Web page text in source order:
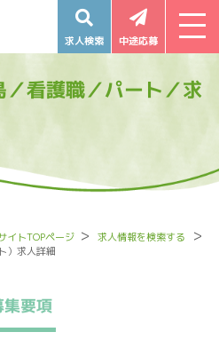
求人検索 中途応募
看護職／パート／求
イトTOPページ
求人情報を検索する
）求人詳細
集要項